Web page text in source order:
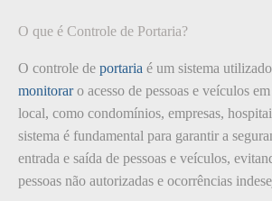
O que é Controle de Portaria?
O controle de portaria é um sistema
monitoraro acesso de pessoas e veículos
local, como condomínios, empresas,
sistema é fundamental para garantir a
entrada e saída de pessoas e veículos,
pessoas não autorizadas e ocorrências